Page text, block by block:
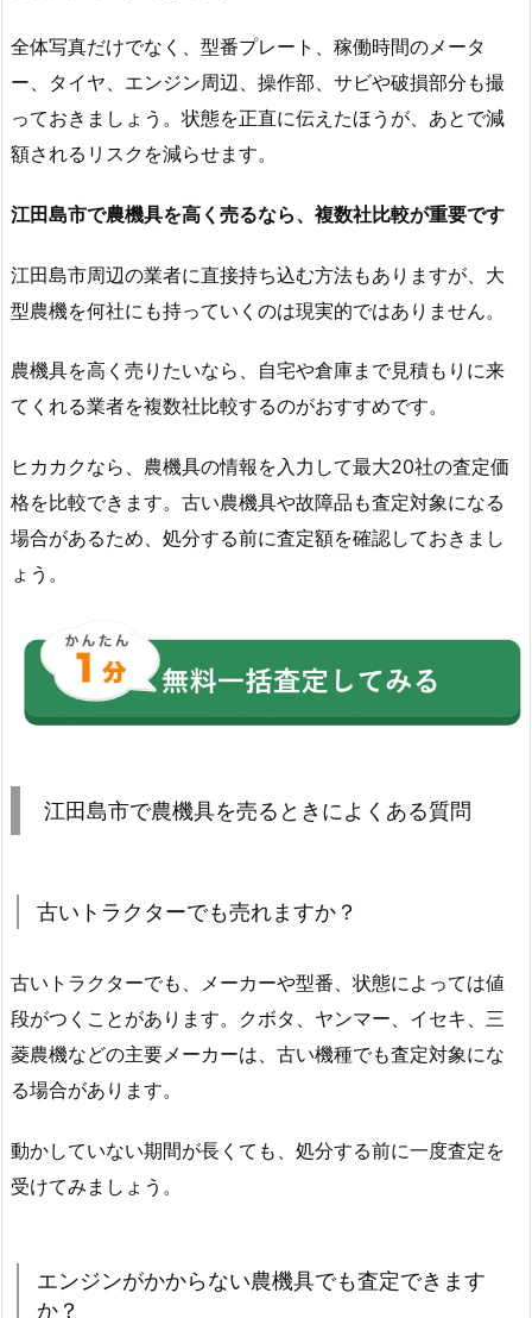
全体写真だけでなく、型番プレート、稼働時間のメータ
ー、タイヤ、エンジン周辺、操作部、サビや破損部分も撮
っておきましょう。状態を正直に伝えたほうが、あとで減
額されるリスクを減らせます。
江田島市で農機具を高く売るなら、複数社比較が重要です
江田島市周辺の業者に直接持ち込む方法もありますが、大
型農機を何社にも持っていくのは現実的ではありません。
農機具を高く売りたいなら、自宅や倉庫まで見積もりに来
てくれる業者を複数社比較するのがおすすめです。
ヒカカクなら、農機具の情報を入力して最大20社の査定価
格を比較できます。古い農機具や故障品も査定対象になる
場合があるため、処分する前に査定額を確認しておきまし
ょう。
江田島市で農機具を売るときによくある質問
古いトラクターでも売れますか？
古いトラクターでも、メーカーや型番、状態によっては値
段がつくことがあります。クボタ、ヤンマー、イセキ、三
菱農機などの主要メーカーは、古い機種でも査定対象にな
る場合があります。
動かしていない期間が長くても、処分する前に一度査定を
受けてみましょう。
エンジンがかからない農機具でも査定できます
か？